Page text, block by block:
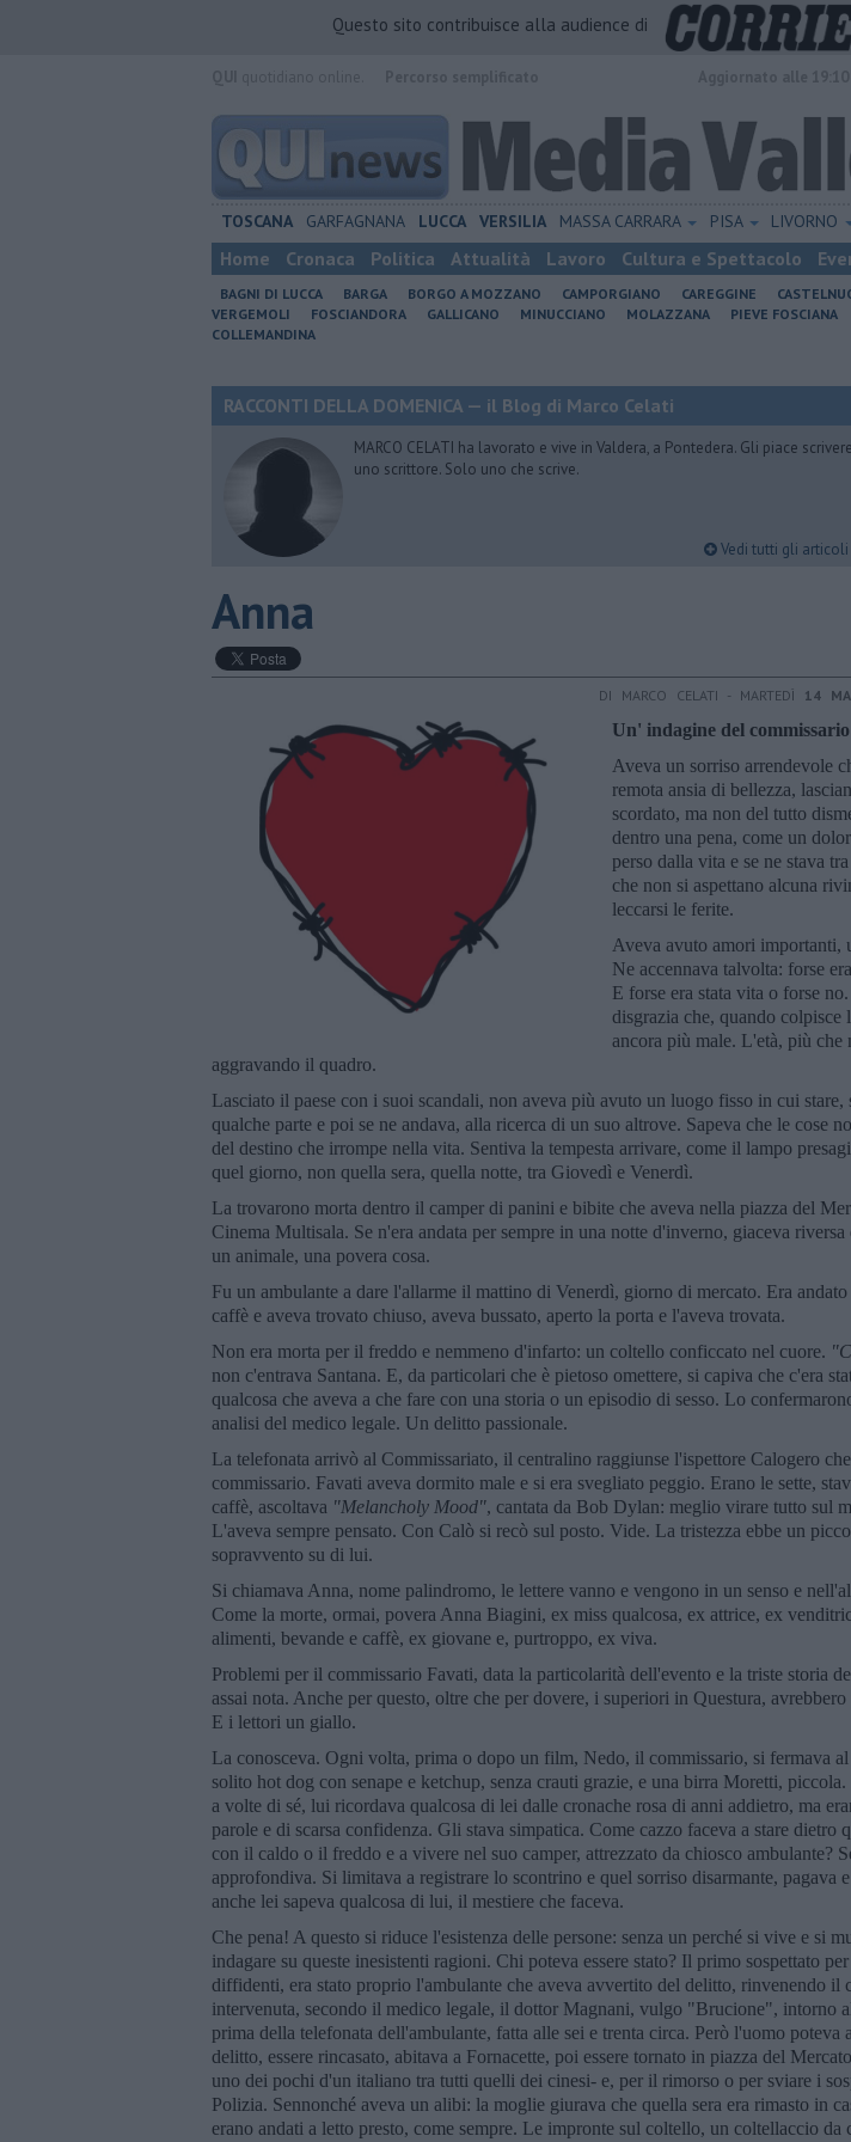
Questo sito contribuisce alla audience di
TOSCANA GARFAGNANA LUCCA VERSILIA MASSA CARRARA PISA LIVORNO
Home Cronaca Politica Attualità Lavoro Cultura e Spettacolo
BAGNI DI LUCCA BARGA BORGO A MOZZANO CAMPORGIANO CAREGGINE
VERGEMOLI
FOSCIANDORA GALLICANO MINUCCIANO MOLAZZANA PIEVE FOSCIANA
COLLEMANDINA
RACCONTI DELLA DOMENICA — il Blog di Marco Celati
MARCO CELATI ha lavorato e vive in Valdera, a Pontedera. Gli piace
uno scrittore. Solo uno che scrive.
Vedi tutti gli
Anna
DI MARCO CELATI - MARTEDÌ 14
Un' indagine del
Aveva un sorriso arrendevole
remota ansia di bellezza,
scordato, ma non del tutto
dentro una pena, come un
perso dalla vita e se ne stava
che non si aspettano alcuna
leccarsi le ferite.
Aveva avuto amori importanti,
Ne accennava talvolta: forse
E forse era stata vita o forse
disgrazia che, quando colpisce
ancora più male. L'età, più che
aggravando il quadro.
Lasciato il paese con i suoi scandali, non aveva più avuto un luogo fisso in cui stare,
qualche parte e poi se ne andava, alla ricerca di un suo altrove. Sapeva che le cose
del destino che irrompe nella vita. Sentiva la tempesta arrivare, come il lampo
quel giorno, non quella sera, quella notte, tra Giovedì e Venerdì.
La trovarono morta dentro il camper di panini e bibite che aveva nella piazza del
Cinema Multisala. Se n'era andata per sempre in una notte d'inverno, giaceva
un animale, una povera cosa.
Fu un ambulante a dare l'allarme il mattino di Venerdì, giorno di mercato. Era
caffè e aveva trovato chiuso, aveva bussato, aperto la porta e l'aveva trovata.
Non era morta per il freddo e nemmeno d'infarto: un coltello conficcato nel cuore.
non c'entrava Santana. E, da particolari che è pietoso omettere, si capiva che c'era
qualcosa che aveva a che fare con una storia o un episodio di sesso. Lo
analisi del medico legale. Un delitto passionale.
La telefonata arrivò al Commissariato, il centralino raggiunse l'ispettore Calogero
commissario. Favati aveva dormito male e si era svegliato peggio. Erano le sette,
caffè, ascoltava "Melancholy Mood", cantata da Bob Dylan: meglio virare tutto sul
L'aveva sempre pensato. Con Calò si recò sul posto. Vide. La tristezza ebbe un
sopravvento su di lui.
Si chiamava Anna, nome palindromo, le lettere vanno e vengono in un senso e
Come la morte, ormai, povera Anna Biagini, ex miss qualcosa, ex attrice, ex
alimenti, bevande e caffè, ex giovane e, purtroppo, ex viva.
Problemi per il commissario Favati, data la particolarità dell'evento e la triste storia
assai nota. Anche per questo, oltre che per dovere, i superiori in Questura,
E i lettori un giallo.
La conosceva. Ogni volta, prima o dopo un film, Nedo, il commissario, si fermava al
solito hot dog con senape e ketchup, senza crauti grazie, e una birra Moretti,
a volte di sé, lui ricordava qualcosa di lei dalle cronache rosa di anni addietro, ma
parole e di scarsa confidenza. Gli stava simpatica. Come cazzo faceva a stare dietro
con il caldo o il freddo e a vivere nel suo camper, attrezzato da chiosco ambulante?
approfondiva. Si limitava a registrare lo scontrino e quel sorriso disarmante, pagava
anche lei sapeva qualcosa di lui, il mestiere che faceva.
Che pena! A questo si riduce l'esistenza delle persone: senza un perché si vive e si
indagare su queste inesistenti ragioni. Chi poteva essere stato? Il primo sospettato
diffidenti, era stato proprio l'ambulante che aveva avvertito del delitto, rinvenendo il
intervenuta, secondo il medico legale, il dottor Magnani, vulgo "Brucione", intorno
prima della telefonata dell'ambulante, fatta alle sei e trenta circa. Però l'uomo poteva
delitto, essere rincasato, abitava a Fornacette, poi essere tornato in piazza del
uno dei pochi d'un italiano tra tutti quelli dei cinesi- e, per il rimorso o per sviare i
Polizia. Sennonché aveva un alibi: la moglie giurava che quella sera era rimasto in
erano andati a letto presto, come sempre. Le impronte sul coltello, un coltellaccio da